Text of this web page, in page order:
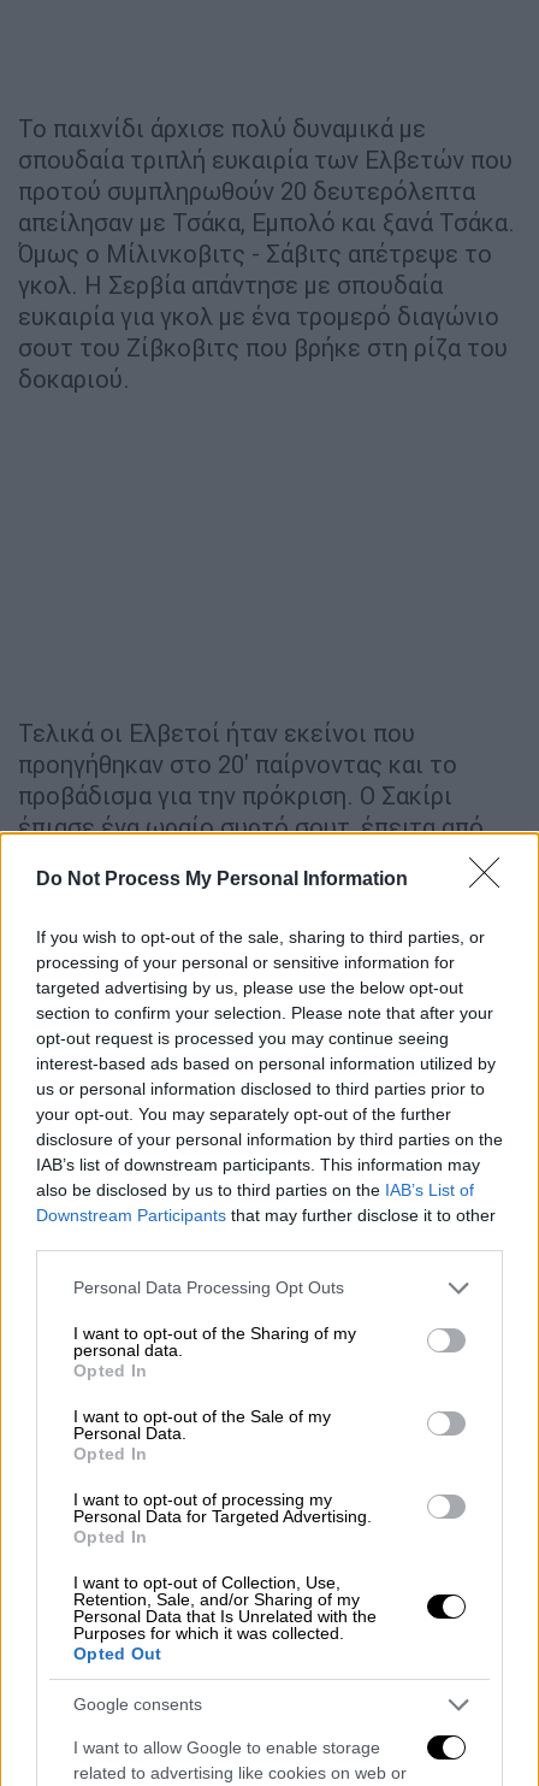
Do Not Process My Personal Information
If you wish to opt-out of the sale, sharing to third parties, or
processing of your personal or sensitive information for
targeted advertising by us, please use the below opt-out
section to confirm your selection. Please note that after your
opt-out request is processed you may continue seeing
interest-based ads based on personal information utilized by
us or personal information disclosed to third parties prior to
your opt-out. You may separately opt-out of the further
disclosure of your personal information by third parties on the
IAB’s list of downstream participants. This information may
also be disclosed by us to third parties on the IAB’s List of
Downstream Participants that may further disclose it to other
Please note that this website/app uses one or more Google
not limited to your visit or usage behaviour. You may click to
grant or deny consent to Google and its third-party tags to
use your data for below specified purposes in below Google
consent section.
Personal Data Processing Opt Outs
I want to opt-out of the Sharing of my
personal data.
Opted In
I want to opt-out of the Sale of my
Personal Data.
Opted In
I want to opt-out of processing my
Personal Data for Targeted Advertising.
Opted In
I want to opt-out of Collection, Use,
Retention, Sale, and/or Sharing of my
Personal Data that Is Unrelated with the
Purposes for which it was collected.
Opted Out
Google consents
I want to allow Google to enable storage
related to advertising like cookies on web or
Το παιχνίδι άρχισε πολύ δυναμικά με
σπουδαία τριπλή ευκαιρία των Ελβετών που
προτού συμπληρωθούν 20 δευτερόλεπτα
απείλησαν με Τσάκα, Εμπολό και ξανά Τσάκα.
Όμως ο Μίλινκοβιτς - Σάβιτς απέτρεψε το
γκολ. Η Σερβία απάντησε με σπουδαία
ευκαιρία για γκολ με ένα τρομερό διαγώνιο
σουτ του Ζίβκοβιτς που βρήκε στη ρίζα του
δοκαριού.
Τελικά οι Ελβετοί ήταν εκείνοι που
προηγήθηκαν στο 20' παίρνοντας και το
προβάδισμα για την πρόκριση. Ο Σακίρι
έπιασε ένα ωραίο συρτό σουτ, έπειτα από
εξαιρετικών ανάπτυξη των συμπαικτών του,
πέτυχε το 1-0 και σκόραρε για τρίτο σερί
2014 στη Βραζιλία και το 2018 στη Ρωσία.
Μόνο ο Κριστιάνο Ρονάλντο και ο Λιονέλ
Μέσι έχουν πετύχει κάτι ανάλογο!
Γρήγορα όμως οι Σέρβοι, που δεν πτοήθηκαν,
επιστρέφοντας στη διεκδίκηση της
πρόκρισης. Στο 26' ο Τάντιτς σέντραρε και ο
Μίτροβιτς με τρομερή κεφαλιά έγραψε το 1-
1 σκοράροντας για τρίτη φορά στο
Μουντιάλ.